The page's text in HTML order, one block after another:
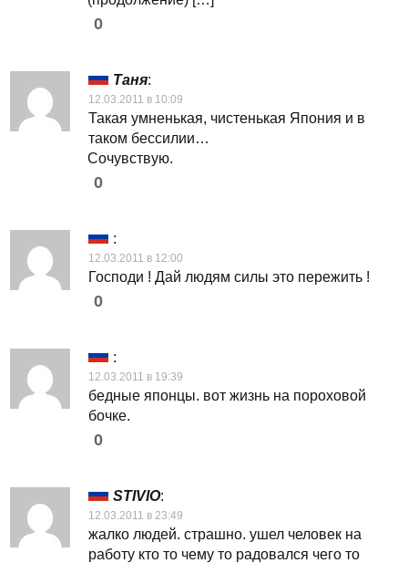
0
Таня:
12.03.2011 в 10:09
Такая умненькая, чистенькая Япония и в
таком бессилии…
Сочувствую.
0
:
12.03.2011 в 12:00
Господи ! Дай людям силы это пережить !
0
:
12.03.2011 в 19:39
бедные японцы. вот жизнь на пороховой
бочке.
0
STIVIO:
12.03.2011 в 23:49
жалко людей. страшно. ушел человек на
работу кто то чему то радовался чего то